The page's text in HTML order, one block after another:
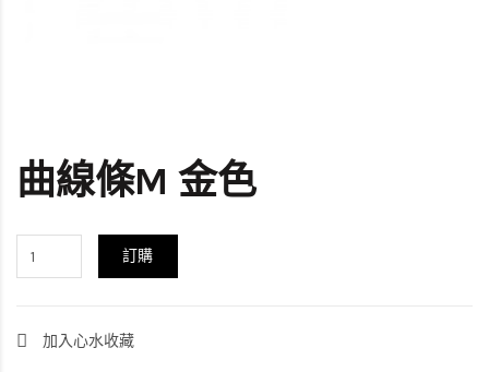
曲線條M 金色
訂購
加入心水收藏